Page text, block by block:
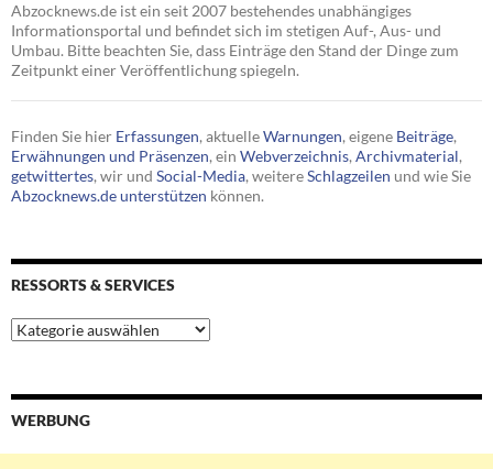
Abzocknews.de ist ein seit 2007 bestehendes unabhängiges
Informationsportal und befindet sich im stetigen Auf-, Aus- und
Umbau. Bitte beachten Sie, dass Einträge den Stand der Dinge zum
Zeitpunkt einer Veröffentlichung spiegeln.
Finden Sie hier Erfassungen, aktuelleWarnungen, eigene Beiträge,
Erwähnungen und Präsenzen, ein Webverzeichnis, Archivmaterial,
getwittertes, wir und Social-Media, weitereSchlagzeilen und wie Sie
Abzocknews.de unterstützen können.
RESSORTS & SERVICES
Ressorts
&
WERBUNG